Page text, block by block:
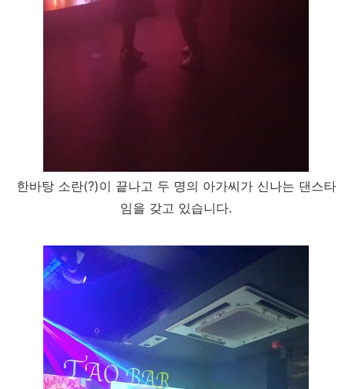
한바탕 소란(?)이 끝나고 두 명의 아가씨가 신나는 댄스타
임을 갖고 있습니다.